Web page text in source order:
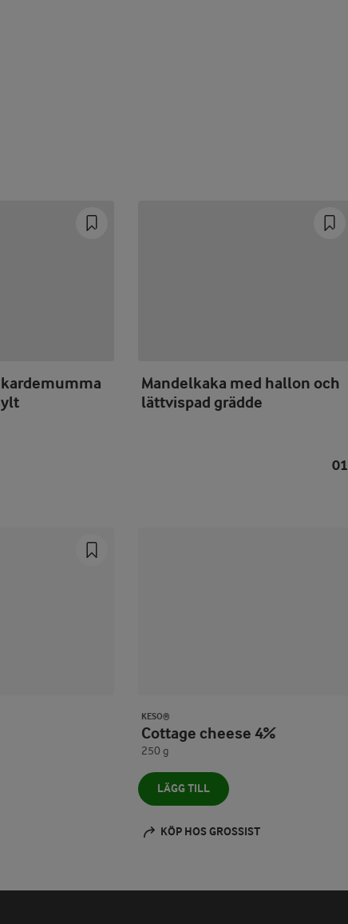
Mandelkaka med hallon och
lättvispad grädde
01
KESO®
Cottage cheese 4%
250 g
LÄGG TILL
KÖP HOS GROSSIST